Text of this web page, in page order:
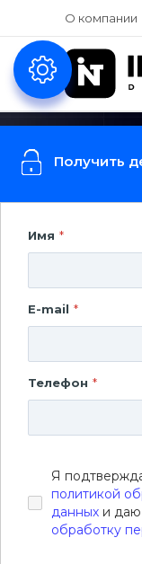
Получить
Имя *
E-mail *
Телефон *
Я
политикой
данных и
обработку
Другие решения
О компании
трафик